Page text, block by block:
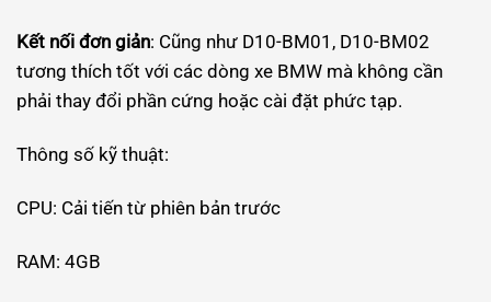
Kết nối đơn giản: Cũng như D10-BM01, D10-BM02
tương thích tốt với các dòng xe BMW mà không cần
phải thay đổi phần cứng hoặc cài đặt phức tạp.
Thông số kỹ thuật:
CPU: Cải tiến từ phiên bản trước
RAM: 4GB